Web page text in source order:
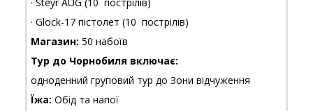
· Glock-17 пістолет (10 пострілів)
Магазин: 50 набоїв
Тур до Чорнобиля включає:
одноденний груповий тур до Зони відчуження
Їжа: Обід та напої